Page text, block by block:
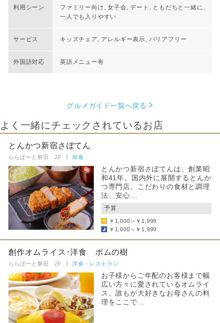
利用シーン
ファミリー向け, 女子会, デート, ともだちと一緒に,
一人でも入りやすい
サービス キッズチェア, アレルギー表示, バリアフリー
外国語対応 英語メニュー有
グルメガイド一覧へ戻る
よく一緒にチェックされているお店
とんかつ新宿さぼてん
ららぽーと磐田 2F 和食
とんかつ新宿さぼてんは、創業昭
和41年。国内外に展開するとんか
つ専門店。こだわりの食材と調理
法、安心...
予算
￥1,000～￥1,999
￥1,000～￥1,999
創作オムライス･洋食 ポムの樹
ららぽーと磐田 2F 洋食・レストラン
お子様からご年配のお客様まで幅
広い方々に愛されているオムライ
ス。誰もが大好きなお母さんの料
理をここで...